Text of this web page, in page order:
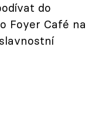
do
Foyer Café na